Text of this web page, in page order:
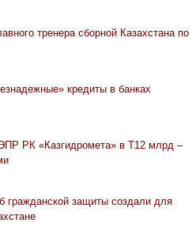
тренера сборной Казахстана по
кредиты в банках
РК «Казгидромета» в Т12 млрд –
гражданской защиты создали для